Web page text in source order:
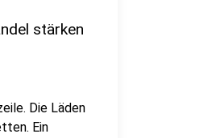
stärken
Die Läden
Ein